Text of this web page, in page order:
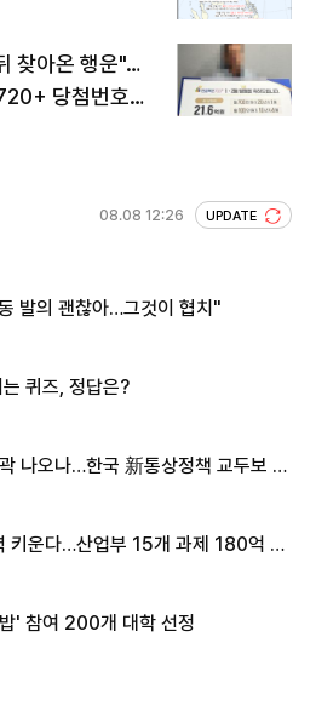
찾아온 행운"…
당첨번호조
08.08 12:26 UPDATE
발의 괜찮아…그것이 협치"
퀴즈, 정답은?
나오나…한국 新통상정책 교두보 활
키운다…산업부 15개 과제 180억 지
' 참여 200개 대학 선정